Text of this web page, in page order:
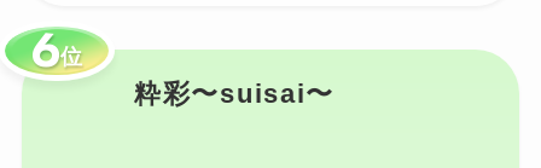
位
粋彩〜suisai〜